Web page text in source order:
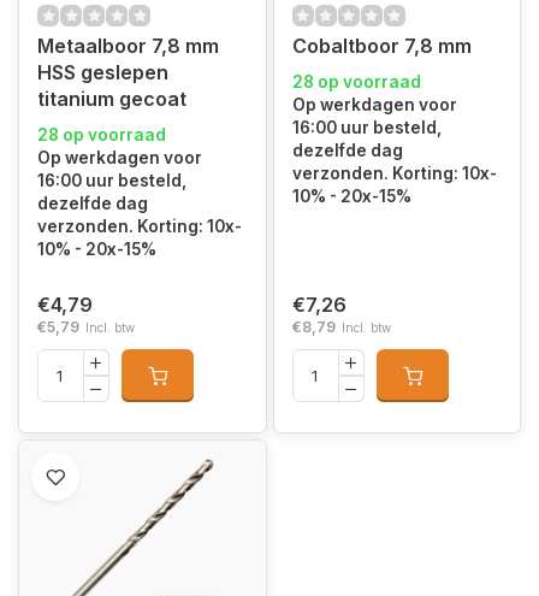
Metaalboor 7,8 mm
HSS geslepen
titanium gecoat
28 op voorraad
Op werkdagen voor
16:00 uur besteld,
dezelfde dag
verzonden. Korting: 10x-
10% - 20x-15%
€4,79
€5,79 Incl. btw
Cobaltboor 7,8 mm
28 op voorraad
Op werkdagen voor
16:00 uur besteld,
dezelfde dag
verzonden. Korting: 10x-
10% - 20x-15%
€7,26
€8,79 Incl. btw